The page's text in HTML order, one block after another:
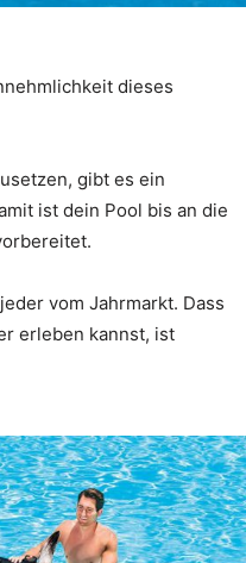
dieses
gibt es ein
ist dein Pool bis an die
vom Jahrmarkt. Dass
erleben kannst, ist